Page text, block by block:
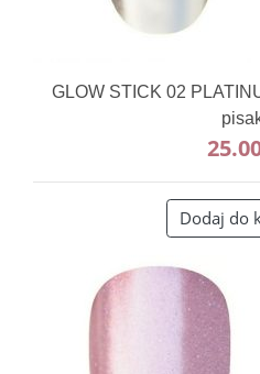
GLOW STICK 02
Dodaj do